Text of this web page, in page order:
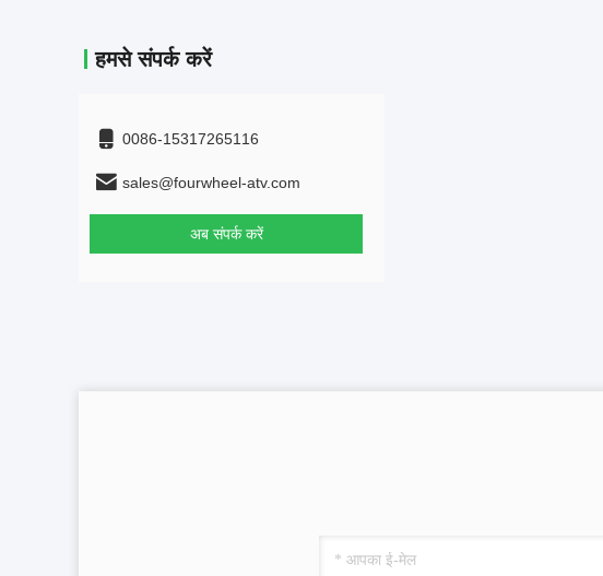
हमसे संपर्क करें
0086-15317265116
sales@fourwheel-atv.com
अब संपर्क करें